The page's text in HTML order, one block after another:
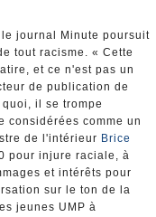
le journal Minute poursuit
tout racisme. « Cette
et ce n'est pas un
de publication de
quoi, il se trompe
considérées comme un
de l'intérieur Brice
pour injure raciale, à
et intérêts pour
sur le ton de la
jeunes UMP à